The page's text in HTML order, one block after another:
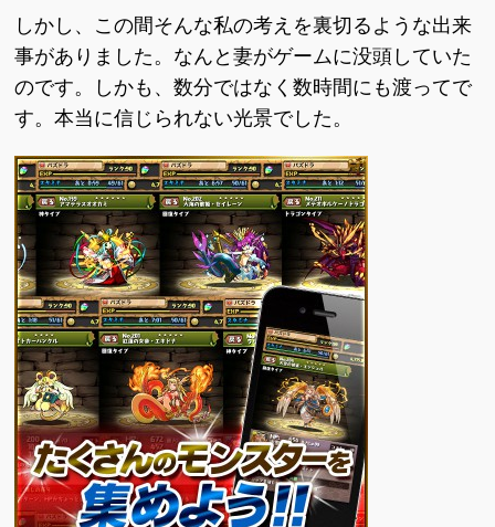
しかし、この間そんな私の考えを裏切るような出来
事がありました。なんと妻がゲームに没頭していた
のです。しかも、数分ではなく数時間にも渡ってで
す。本当に信じられない光景でした。